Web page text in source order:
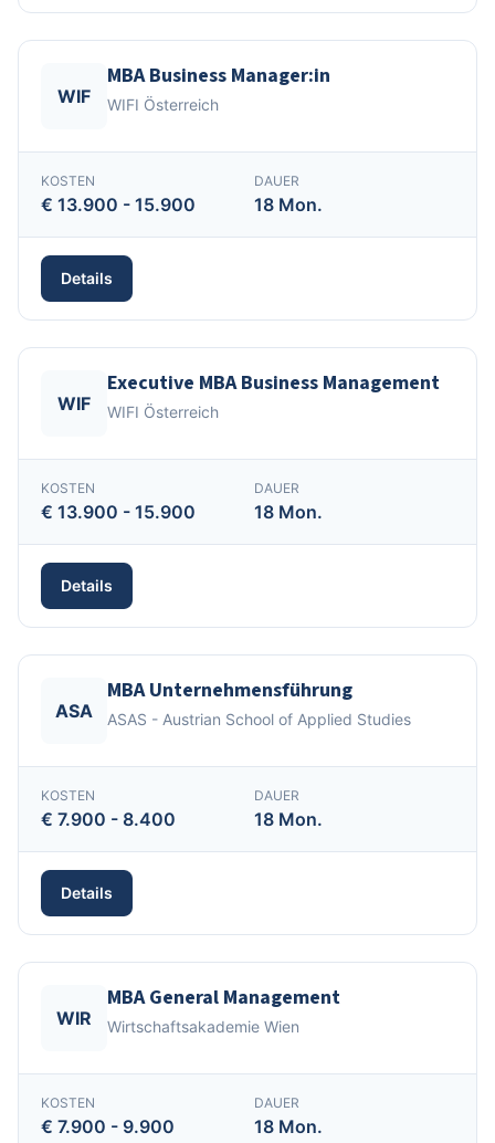
WIF
MBA Business Manager:in
WIFI Österreich
KOSTEN
€ 13.900 - 15.900
DAUER
18 Mon.
Details
WIF
Executive MBA Business Management
WIFI Österreich
KOSTEN
€ 13.900 - 15.900
DAUER
18 Mon.
Details
ASA
MBA Unternehmensführung
ASAS - Austrian School of Applied Studies
KOSTEN
€ 7.900 - 8.400
DAUER
18 Mon.
Details
WIR
MBA General Management
Wirtschaftsakademie Wien
KOSTEN
€ 7.900 - 9.900
DAUER
18 Mon.